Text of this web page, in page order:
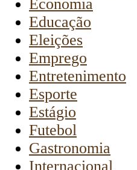
Economia
Educação
Eleições
Emprego
Entretenimento
Esporte
Estágio
Futebol
Gastronomia
Internacional